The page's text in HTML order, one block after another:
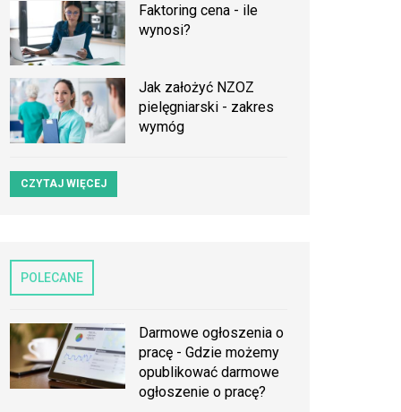
Faktoring cena - ile
wynosi?
Jak założyć NZOZ
pielęgniarski - zakres
wymóg
CZYTAJ WIĘCEJ
POLECANE
Darmowe ogłoszenia o
pracę - Gdzie możemy
opublikować darmowe
ogłoszenie o pracę?